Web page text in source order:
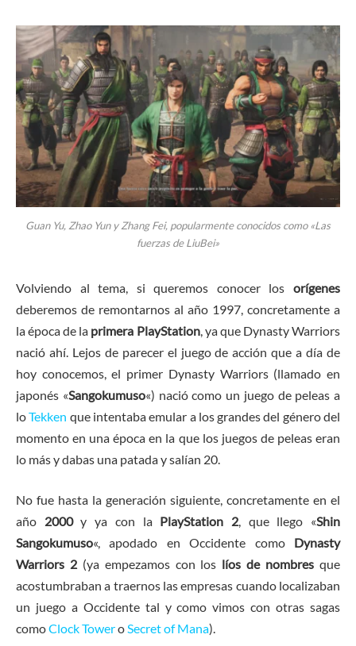
Guan Yu, Zhao Yun y Zhang Fei, popularmente conocidos como «Las
fuerzas de LiuBei»
Volviendo al tema, si queremos conocer los orígenes
deberemos de remontarnos al año 1997, concretamente a
la época de la primera PlayStation, ya que Dynasty Warriors
nació ahí. Lejos de parecer el juego de acción que a día de
hoy conocemos, el primer Dynasty Warriors (llamado en
japonés «Sangokumuso«) nació como un juego de peleas a
loTekken que intentaba emular a los grandes del género del
momento en una época en la que los juegos de peleas eran
lo más y dabas una patada y salían 20.
No fue hasta la generación siguiente, concretamente en el
año 2000y ya con la PlayStation 2, que llego «Shin
Sangokumuso«, apodado en Occidente como Dynasty
Warriors 2(ya empezamos con los líos de nombres que
acostumbraban a traernos las empresas cuando localizaban
un juego a Occidente tal y como vimos con otras sagas
comoClock ToweroSecret of Mana).